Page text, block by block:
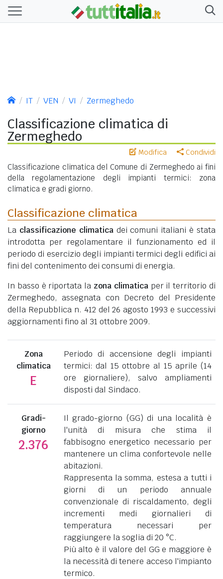
IT VEN VI Zermeghedo
Classificazione climatica di
Zermeghedo
Modifica Condividi
Classificazione climatica del Comune di Zermeghedo ai fini
della regolamentazione degli impianti termici: zona
climatica e gradi giorno.
Classificazione climatica
La classificazione climaticadei comuni italiani è stata
introdotta per regolamentare il funzionamento ed il
periodo di esercizio degli impianti termici degli edifici ai
fini del contenimento dei consumi di energia.
In basso è riportata la zona climaticaper il territorio di
Zermeghedo, assegnata con Decreto del Presidente
della Repubblica n. 412 del 26 agosto 1993 e successivi
aggiornamenti fino al 31 ottobre 2009.
Zona
climatica
E
Periodo di accensione degli impianti
termici: dal 15 ottobre al 15 aprile (14
ore giornaliere), salvo ampliamenti
disposti dal Sindaco.
Gradi-
giorno
2.376
Il grado-giorno (GG) di una località è
l'unità di misura che stima il
fabbisogno energetico necessario per
mantenere un clima confortevole nelle
abitazioni.
Rappresenta la somma, estesa a tutti i
giorni di un periodo annuale
convenzionale di riscaldamento, degli
incrementi medi giornalieri di
temperatura necessari per
raggiungere la soglia di 20 °C.
Più alto è il valore del GG e maggiore è
la necessità di tenere acceso l'impianto
termico.